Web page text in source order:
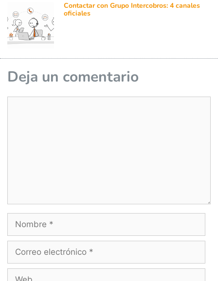
Contactar con Grupo Intercobros: 4 canales
oficiales
Deja un comentario